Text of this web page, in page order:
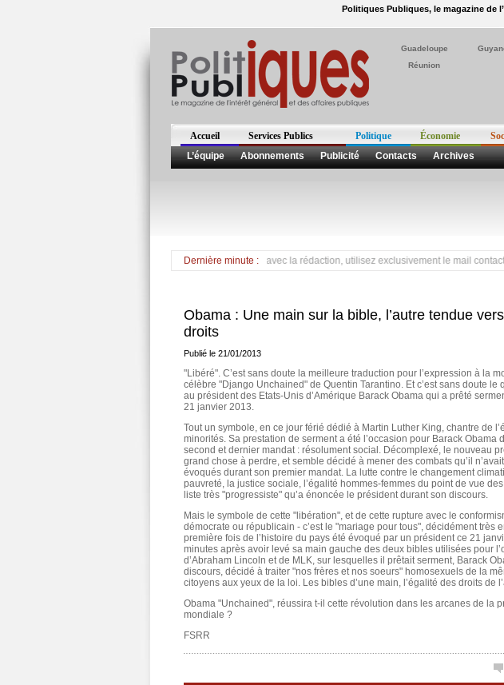
Politiques Publiques, le magazine de
Guadeloupe
Réunion
Accueil Services Publics Politique Économie
L’équipe
Abonnements Publicité Contacts Archives
Dernière minute :
*** Hugo Chavez est mort *** Pour tout contact avec la rédaction, utilisez exclusivement le mail
Obama : Une main sur la bible, l’autre tendue
droits
Publié le 21/01/2013
"Libéré". C’est sans doute la meilleure traduction pour l’expression à la
célèbre "Django Unchained" de Quentin Tarantino. Et c’est sans doute le
au président des Etats-Unis d’Amérique Barack Obama qui a prêté
21 janvier 2013.
Tout un symbole, en ce jour férié dédié à Martin Luther King, chantre de
minorités. Sa prestation de serment a été l’occasion pour Barack Obama
second et dernier mandat : résolument social. Décomplexé, le nouveau
grand chose à perdre, et semble décidé à mener des combats qu’il
évoqués durant son premier mandat. La lutte contre le changement
pauvreté, la justice sociale, l’égalité hommes-femmes du point de vue
liste très "progressiste" qu’a énoncée le président durant son discours.
Mais le symbole de cette "libération", et de cette rupture avec le
démocrate ou républicain - c’est le "mariage pour tous", décidément très
première fois de l’histoire du pays été évoqué par un président ce 21
minutes après avoir levé sa main gauche des deux bibles utilisées pour
d’Abraham Lincoln et de MLK, sur lesquelles il prêtait serment, Barack
discours, décidé à traiter "nos frères et nos soeurs" homosexuels de la
citoyens aux yeux de la loi. Les bibles d’une main, l’égalité des droits de
Obama "Unchained", réussira t-il cette révolution dans les arcanes de la
mondiale ?
FSRR